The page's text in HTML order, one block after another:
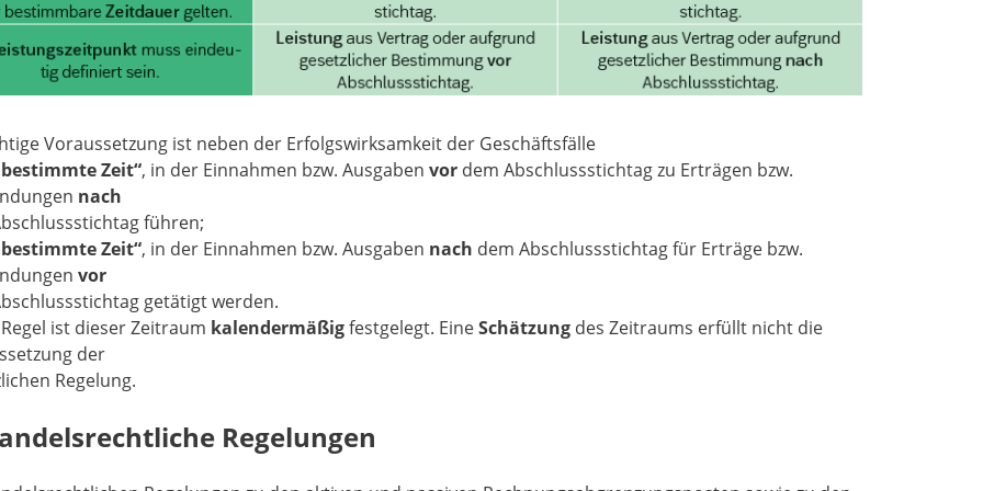
Voraussetzung ist neben der Erfolgswirksamkeit der Geschäftsfälle
Zeit“, in der Einnahmen bzw. Ausgaben vor dem Abschlussstichtag zu Erträgen bzw.
nach
führen;
Zeit“, in der Einnahmen bzw. Ausgaben nach dem Abschlussstichtag für Erträge bzw.
vor
getätigt werden.
ist dieser Zeitraum kalendermäßigfestgelegt. EineSchätzung des Zeitraums erfüllt nicht die
der
Regelung.
Regelungen